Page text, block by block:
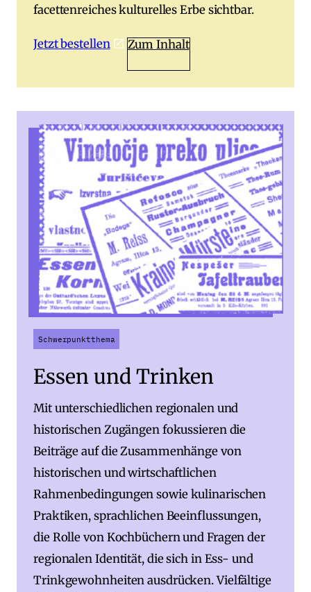
facettenreiches kulturelles Erbe sichtbar.
Jetzt bestellen Zum Inhalt
Schwerpunktthema
Essen und Trinken
Mit unterschiedlichen regionalen und
historischen Zugängen fokussieren die
Beiträge auf die Zusammenhänge von
historischen und wirtschaftlichen
Rahmenbedingungen sowie kulinarischen
Praktiken, sprachlichen Beeinflussungen,
die Rolle von Kochbüchern und Fragen der
regionalen Identität, die sich in Ess- und
Trinkgewohnheiten ausdrücken. Vielfältige